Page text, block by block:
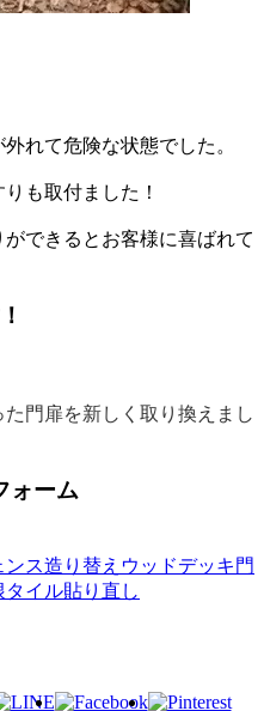
れて危険な状態でした。
も取付ました！
できるとお客様に喜ばれて
門扉を新しく取り換えまし
ォーム
ンス造り替え ウッドデッキ 門
タイル貼り直し